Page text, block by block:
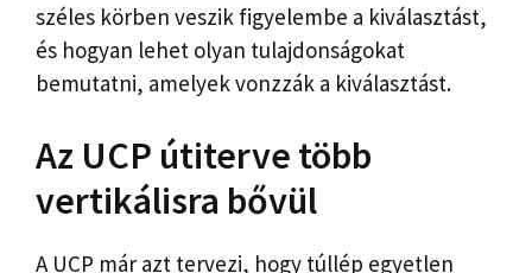
széles körben veszik figyelembe a kiválasztást,
és hogyan lehet olyan tulajdonságokat
bemutatni, amelyek vonzzák a kiválasztást.
Az UCP útiterve több
vertikálisra bővül
A UCP már azt tervezi, hogy túllép egyetlen